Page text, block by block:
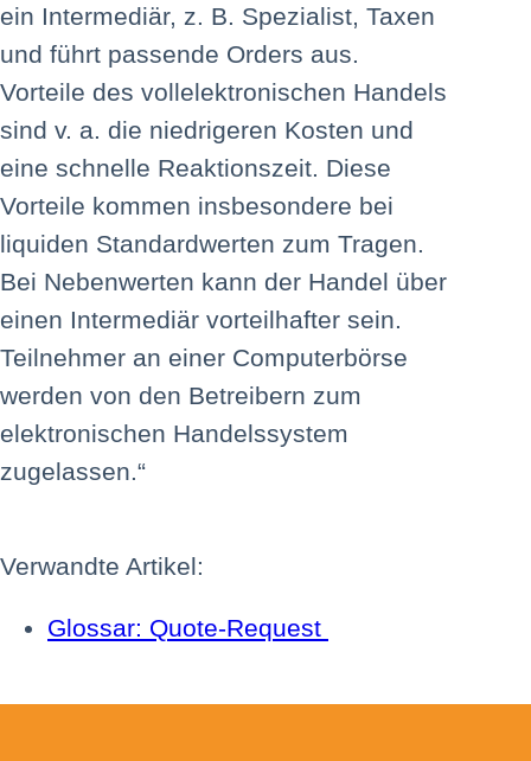
ein Intermediär, z. B. Spezialist, Taxen
und führt passende Orders aus.
Vorteile des vollelektronischen Handels
sind v. a. die niedrigeren Kosten und
eine schnelle Reaktionszeit. Diese
Vorteile kommen insbesondere bei
liquiden Standardwerten zum Tragen.
Bei Nebenwerten kann der Handel über
einen Intermediär vorteilhafter sein.
Teilnehmer an einer Computerbörse
werden von den Betreibern zum
elektronischen Handelssystem
zugelassen.“
Verwandte Artikel:
Glossar: Quote-Request